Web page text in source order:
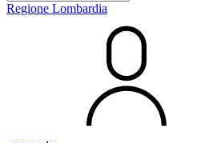
Regione Lombardia